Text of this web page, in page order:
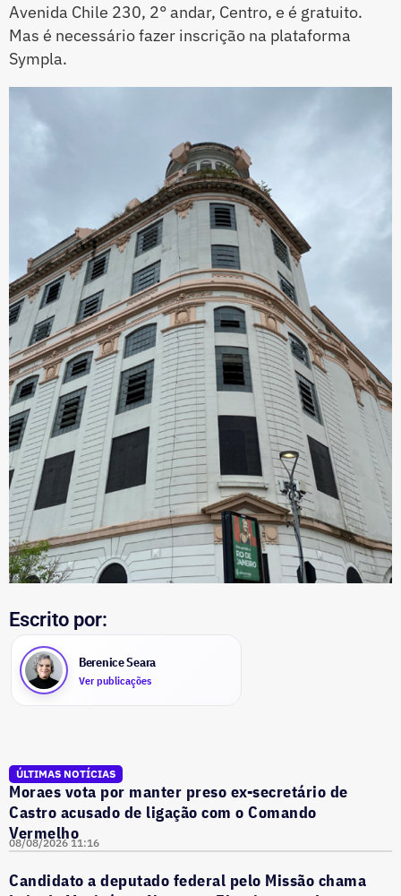
Avenida Chile 230, 2° andar, Centro, e é gratuito.
Mas é necessário fazer inscrição na plataforma
Sympla.
Escrito por:
Berenice Seara
Ver publicações
ÚLTIMAS NOTÍCIAS
Moraes vota por manter preso ex-secretário de
Castro acusado de ligação com o Comando
Vermelho
08/08/2026 11:16
Candidato a deputado federal pelo Missão chama